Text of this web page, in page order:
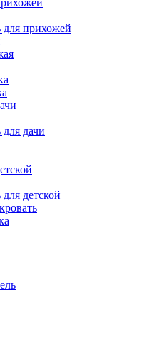
для прихожей
дачи
детской